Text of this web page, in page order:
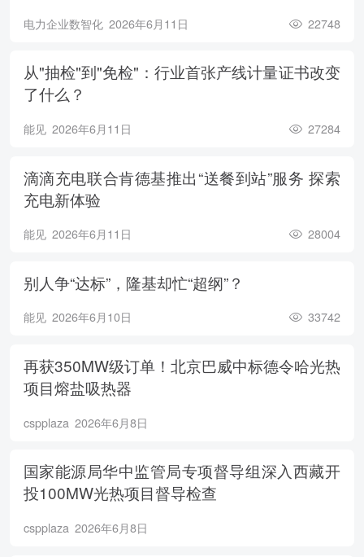
电力企业数智化 2026年6月11日 22748
从"抽检"到"免检"：行业首张产线计量证书改变
了什么？
能见 2026年6月11日 27284
滴滴充电联合肯德基推出“送餐到站”服务 探索
充电新体验
能见 2026年6月11日 28004
别人争“达标”，隆基却忙“超纲”？
能见 2026年6月10日 33742
再获350MW级订单！北京巴威中标德令哈光热
项目熔盐吸热器
cspplaza 2026年6月8日
国家能源局华中监管局专项督导组深入西藏开
投100MW光热项目督导检查
cspplaza 2026年6月8日